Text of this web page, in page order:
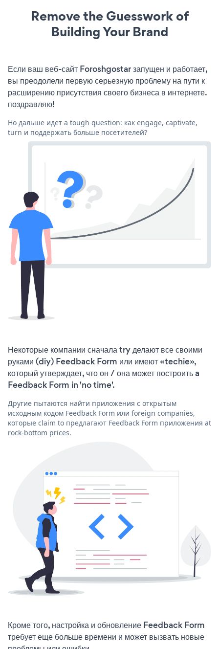
Remove the Guesswork of
Building Your Brand
Если ваш веб-сайт Foroshgostar запущен и работает,
вы преодолели первую серьезную проблему на пути к
расширению присутствия своего бизнеса в интернете.
поздравляю!
Но дальше идет a tough question: как engage, captivate,
turn и поддержать больше посетителей?
Некоторые компании сначала try делают все своими
руками (diy) Feedback Form или имеют «techie»,
который утверждает, что он / она может построить a
Feedback Form in 'no time'.
Другие пытаются найти приложения с открытым
исходным кодом Feedback Form или foreign companies,
которые claim to предлагают Feedback Form приложения at
rock-bottom prices.
Кроме того, настройка и обновление Feedback Form
требует еще больше времени и может вызвать новые